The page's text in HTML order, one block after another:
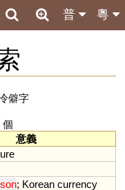
粵
普
僻字
個
意義
; Korean currency